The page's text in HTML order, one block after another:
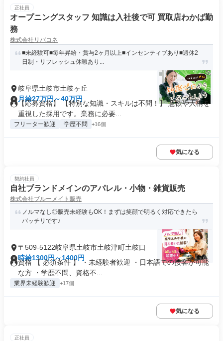
正社員
オープニングスタッフ 知識は入社後で可 買取店わかば勤
務
株式会社リバコネ
■未経験可■毎年昇給・賞与2ヶ月以上■インセンティブあり■週休2
日制・リフレッシュ休暇あり...
岐阜県土岐市土岐ヶ丘
月給27万円～40万円
【応募資格】 【特別な知識・スキルは不問！】 意欲や人柄を
重視した採用です。業務に必要...
フリーター歓迎 学歴不問 +16個
気になる
契約社員
自社ブランドメインのアパレル・小物・雑貨販売
株式会社ブルーメイト販売
ノルマなし◎販売未経験もOK！まずは笑顔で明るく対応できたら
バッチリです♪
〒509-5122岐阜県土岐市土岐津町土岐口
時給1300円～1400円
資格 【 必須条件 】 ・未経験者歓迎 ・日本語での接客が可能
な方 ・学歴不問、資格不...
業界未経験歓迎 +17個
気になる
正社員